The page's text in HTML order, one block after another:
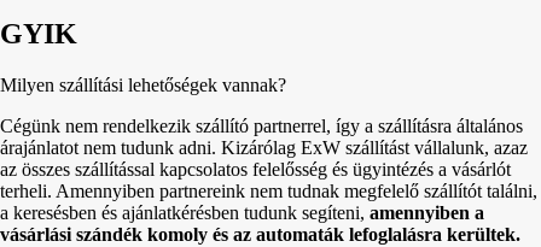
GYIK
Milyen szállítási lehetőségek vannak?
Cégünk nem rendelkezik szállító partnerrel, így a szállításra általános
árajánlatot nem tudunk adni. Kizárólag ExW szállítást vállalunk, azaz
az összes szállítással kapcsolatos felelősség és ügyintézés a vásárlót
terheli. Amennyiben partnereink nem tudnak megfelelő szállítót találni,
a keresésben és ajánlatkérésben tudunk segíteni, amennyiben a
vásárlási szándék komoly és az automaták lefoglalásra kerültek.